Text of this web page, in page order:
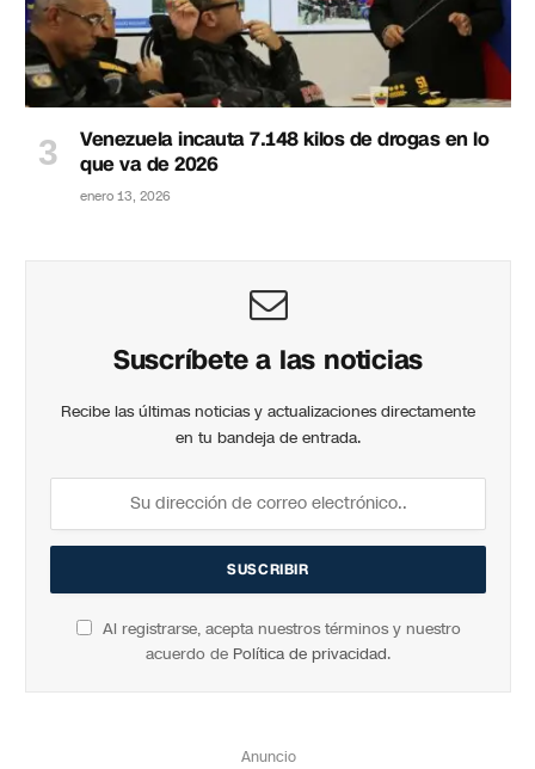
Venezuela incauta 7.148 kilos de drogas en lo
que va de 2026
enero 13, 2026
Suscríbete a las noticias
Recibe las últimas noticias y actualizaciones directamente
en tu bandeja de entrada.
Al registrarse, acepta nuestros términos y nuestro
acuerdo de Política de privacidad.
Anuncio